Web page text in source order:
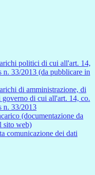
politici di cui all'art. 14,
n. 33/2013 (da pubblicare in
di amministrazione, di
governo di cui all'art. 14, co.
n. 33/2013
(documentazione da
sito web)
comunicazione dei dati